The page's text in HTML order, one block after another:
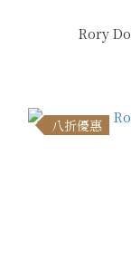
Rory
八折優惠